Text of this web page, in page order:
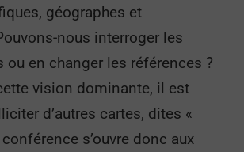
géographes et
nous interroger les
ou en changer les références ?
vision dominante, il est
d’autres cartes, dites «
s’ouvre donc aux